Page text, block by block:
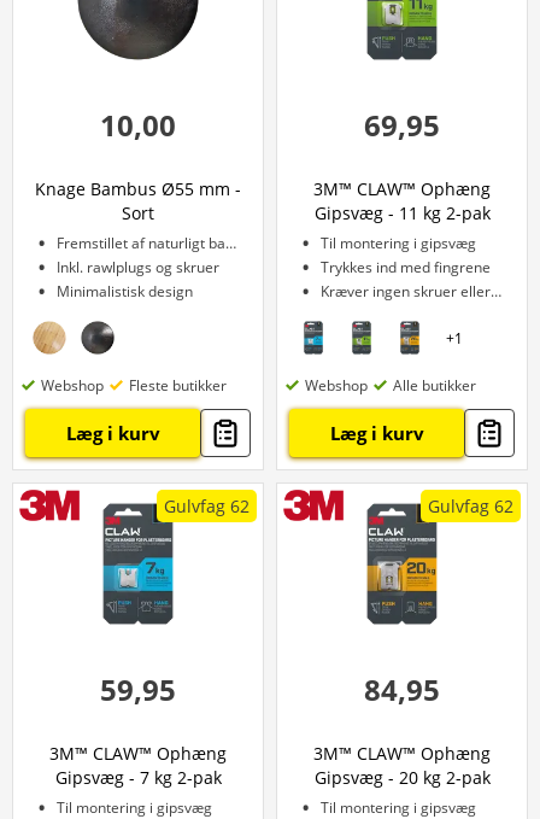
10,00
Knage Bambus Ø55 mm -
Sort
Fremstillet af naturligt bambus
Inkl. rawlplugs og skruer
Minimalistisk design
Webshop Fleste butikker
Læg i kurv
69,95
3M™ CLAW™ Ophæng
Gipsvæg - 11 kg 2-pak
Til montering i gipsvæg
Trykkes ind med fingrene
Kræver ingen skruer eller bor
+1
Webshop Alle butikker
Læg i kurv
Gulvfag 62
59,95
3M™ CLAW™ Ophæng
Gipsvæg - 7 kg 2-pak
Til montering i gipsvæg
Gulvfag 62
84,95
3M™ CLAW™ Ophæng
Gipsvæg - 20 kg 2-pak
Til montering i gipsvæg